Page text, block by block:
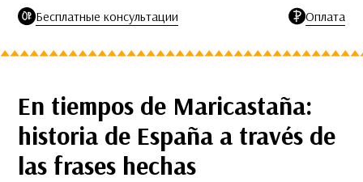
Бесплатные консультации Оплата
En tiempos de Maricastaña:
historia de España a través de
las frases hechas